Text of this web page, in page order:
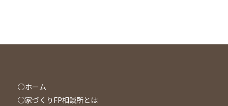
○ホーム
○家づくりFP相談所とは